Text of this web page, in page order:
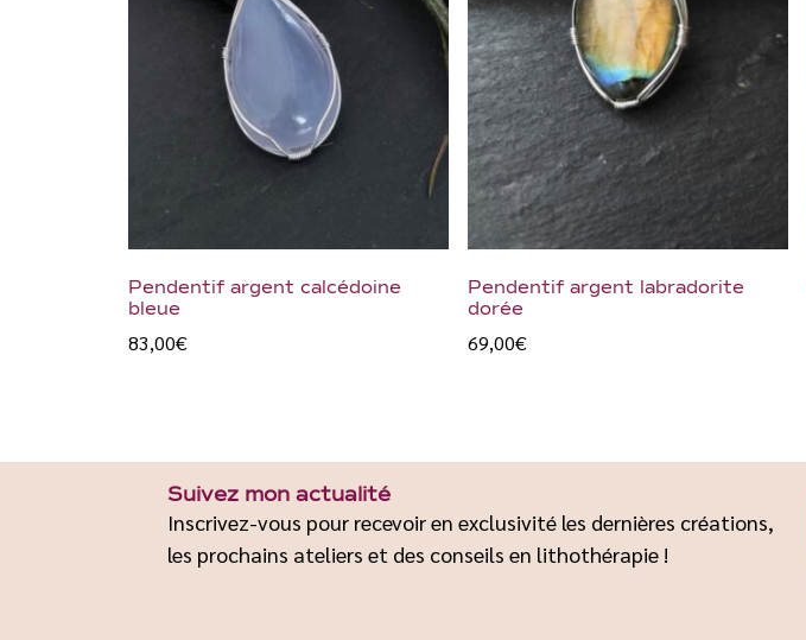
Pendentif argent calcédoine
bleue
83,00€
Pendentif argent labradorite
dorée
69,00€
Suivez mon actualité
Inscrivez-vous pour recevoir en exclusivité les dernières créations,
les prochains ateliers et des conseils en lithothérapie !